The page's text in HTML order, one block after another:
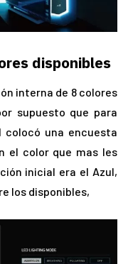
disponibles
interna de 8 colores
supuesto que para
colocó una encuesta
el color que mas les
inicial era el Azul,
los disponibles,